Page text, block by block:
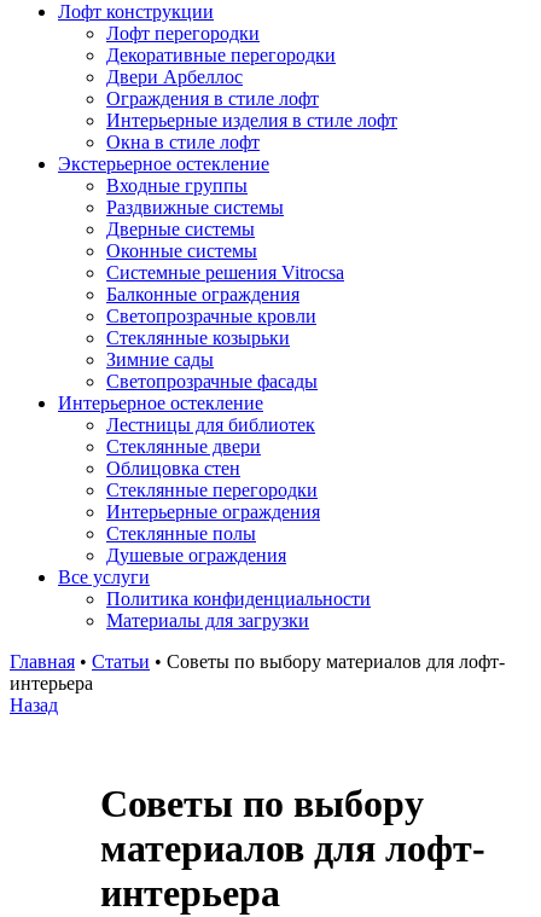
Лофт конструкции
Лофт перегородки
Декоративные перегородки
Двери Арбеллос
Ограждения в стиле лофт
Интерьерные изделия в стиле лофт
Окна в стиле лофт
Экстерьерное остекление
Входные группы
Раздвижные системы
Дверные системы
Оконные системы
Системные решения Vitrocsa
Балконные ограждения
Светопрозрачные кровли
Стеклянные козырьки
Зимние сады
Светопрозрачные фасады
Интерьерное остекление
Лестницы для библиотек
Стеклянные двери
Облицовка стен
Стеклянные перегородки
Интерьерные ограждения
Стеклянные полы
Душевые ограждения
Все услуги
Политика конфиденциальности
Материалы для загрузки
Главная • Статьи • Советы по выбору материалов для лофт-
интерьера
Назад
Советы по выбору
материалов для лофт-
интерьера